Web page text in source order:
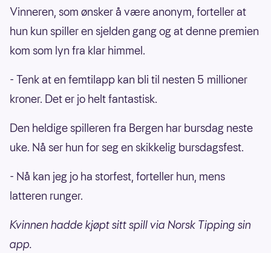
Vinneren, som ønsker å være anonym, forteller at
hun kun spiller en sjelden gang og at denne premien
kom som lyn fra klar himmel.
- Tenk at en femtilapp kan bli til nesten 5 millioner
kroner. Det er jo helt fantastisk.
Den heldige spilleren fra Bergen har bursdag neste
uke. Nå ser hun for seg en skikkelig bursdagsfest.
- Nå kan jeg jo ha storfest, forteller hun, mens
latteren runger.
Kvinnen hadde kjøpt sitt spill via Norsk Tipping sin
app.